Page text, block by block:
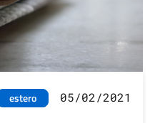
estero 05/02/2021